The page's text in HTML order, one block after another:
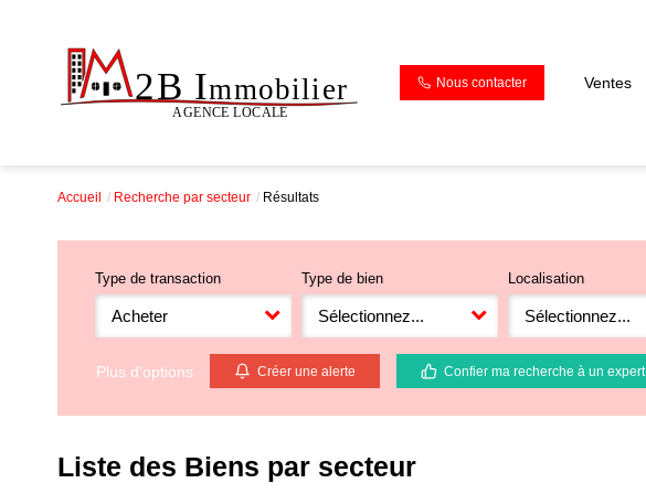
Nous contacter Ventes
Accueil Recherche par secteur Résultats
Type de transaction
Acheter
Type de bien
Sélectionnez...
Localisation
Sélectionnez...
Plus d'options Créer une alerte Confier ma recherche à un expert
Liste des Biens par secteur